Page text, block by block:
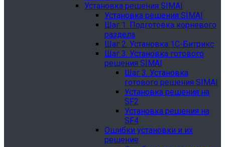
Установка решения SIMAI
Установка решения SIMAI
Шаг 1. Подготовка корневого
раздела
Шаг 2. Установка 1С-Битрикс
Шаг 3. Установка готового
решения SIMAI
Шаг 3. Установка
готового решения SIMAI
Установка решения на
SF2
Установка решения на
SF4
Ошибки установки и их
решение